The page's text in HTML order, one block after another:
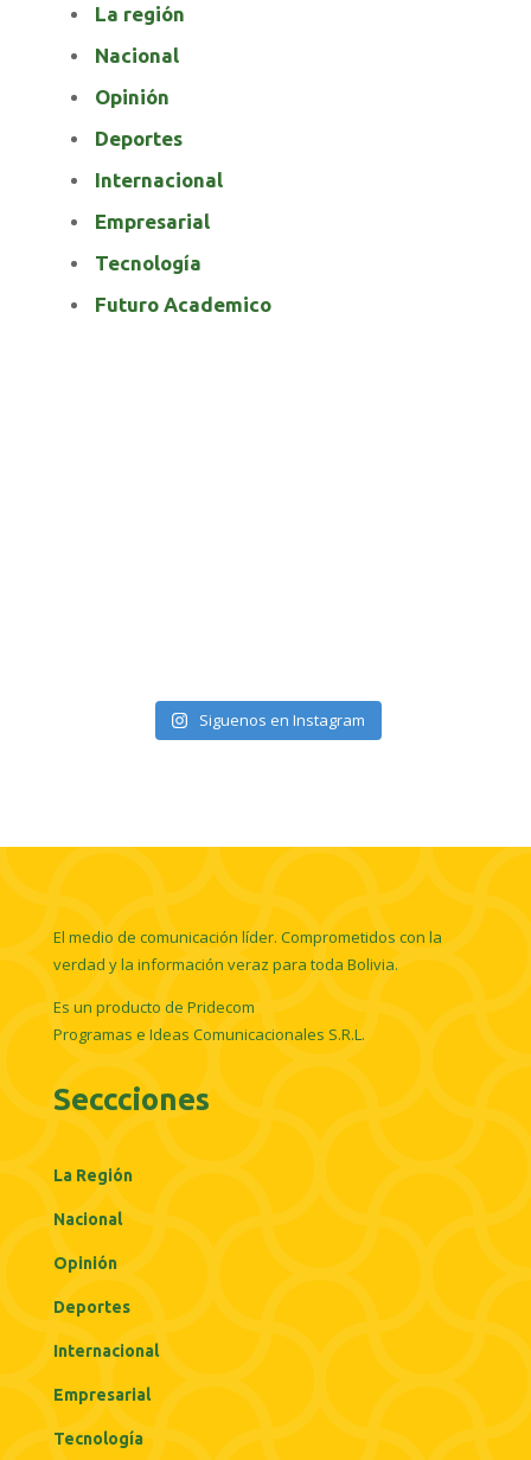
La región
Nacional
Opinión
Deportes
Internacional
Empresarial
Tecnología
Futuro Academico
Siguenos en Instagram
El medio de comunicación líder. Comprometidos con la
verdad y la información veraz para toda Bolivia.
Es un producto de Pridecom
Programas e Ideas Comunicacionales S.R.L.
Seccciones
La Región
Nacional
Opinión
Deportes
Internacional
Empresarial
Tecnología